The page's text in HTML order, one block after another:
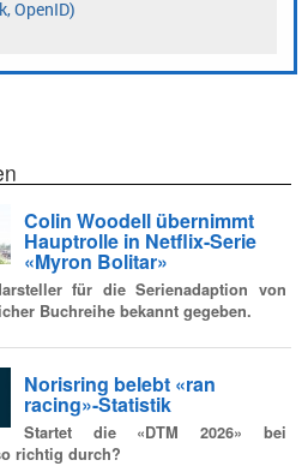
Colin Woodell übernimmt
Hauptrolle in Netflix-Serie
«Myron Bolitar»
für die Serienadaption von
Buchreihe bekannt gegeben.
Norisring belebt «ran
racing»-Statistik
Startet die «DTM 2026» bei
richtig durch?